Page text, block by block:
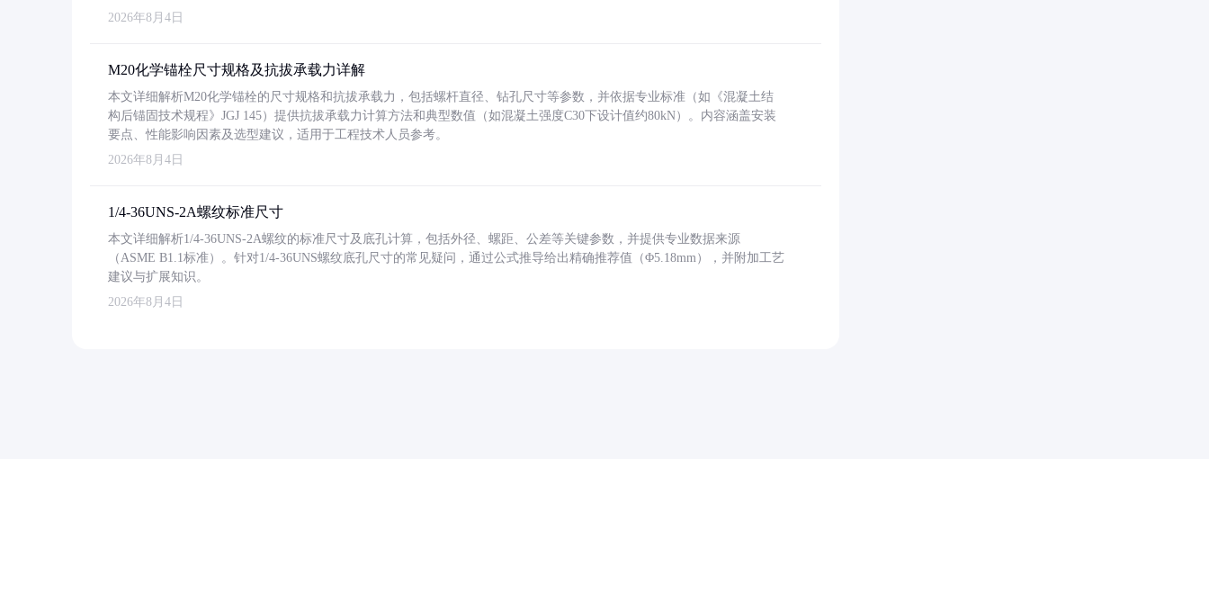
2026年8月4日
M20化学锚栓尺寸规格及抗拔承载力详解
本文详细解析M20化学锚栓的尺寸规格和抗拔承载力，包括螺杆直径、钻孔尺寸等参数，并依据专业标准（如《混凝土结
构后锚固技术规程》JGJ 145）提供抗拔承载力计算方法和典型数值（如混凝土强度C30下设计值约80kN）。内容涵盖安装
要点、性能影响因素及选型建议，适用于工程技术人员参考。
2026年8月4日
1/4-36UNS-2A螺纹标准尺寸
本文详细解析1/4-36UNS-2A螺纹的标准尺寸及底孔计算，包括外径、螺距、公差等关键参数，并提供专业数据来源
（ASME B1.1标准）。针对1/4-36UNS螺纹底孔尺寸的常见疑问，通过公式推导给出精确推荐值（Φ5.18mm），并附加工艺
建议与扩展知识。
2026年8月4日